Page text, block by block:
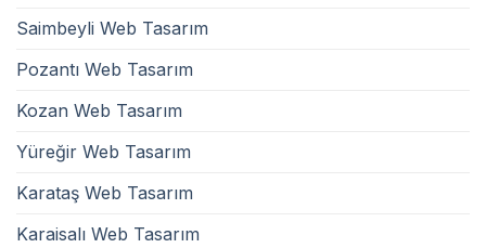
Saimbeyli Web Tasarım
Pozantı Web Tasarım
Kozan Web Tasarım
Yüreğir Web Tasarım
Karataş Web Tasarım
Karaisalı Web Tasarım